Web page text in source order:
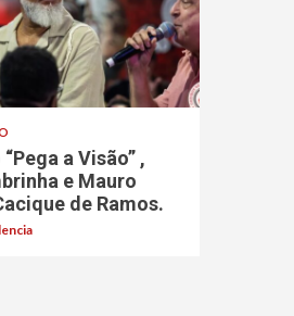
a Visão” ,
e Mauro
de Ramos.